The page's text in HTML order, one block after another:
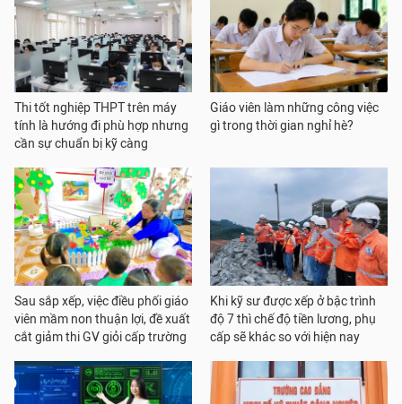
Thi tốt nghiệp THPT trên máy
tính là hướng đi phù hợp nhưng
cần sự chuẩn bị kỹ càng
Giáo viên làm những công việc
gì trong thời gian nghỉ hè?
Sau sắp xếp, việc điều phối giáo
viên mầm non thuận lợi, đề xuất
cắt giảm thi GV giỏi cấp trường
Khi kỹ sư được xếp ở bậc trình
độ 7 thì chế độ tiền lương, phụ
cấp sẽ khác so với hiện nay